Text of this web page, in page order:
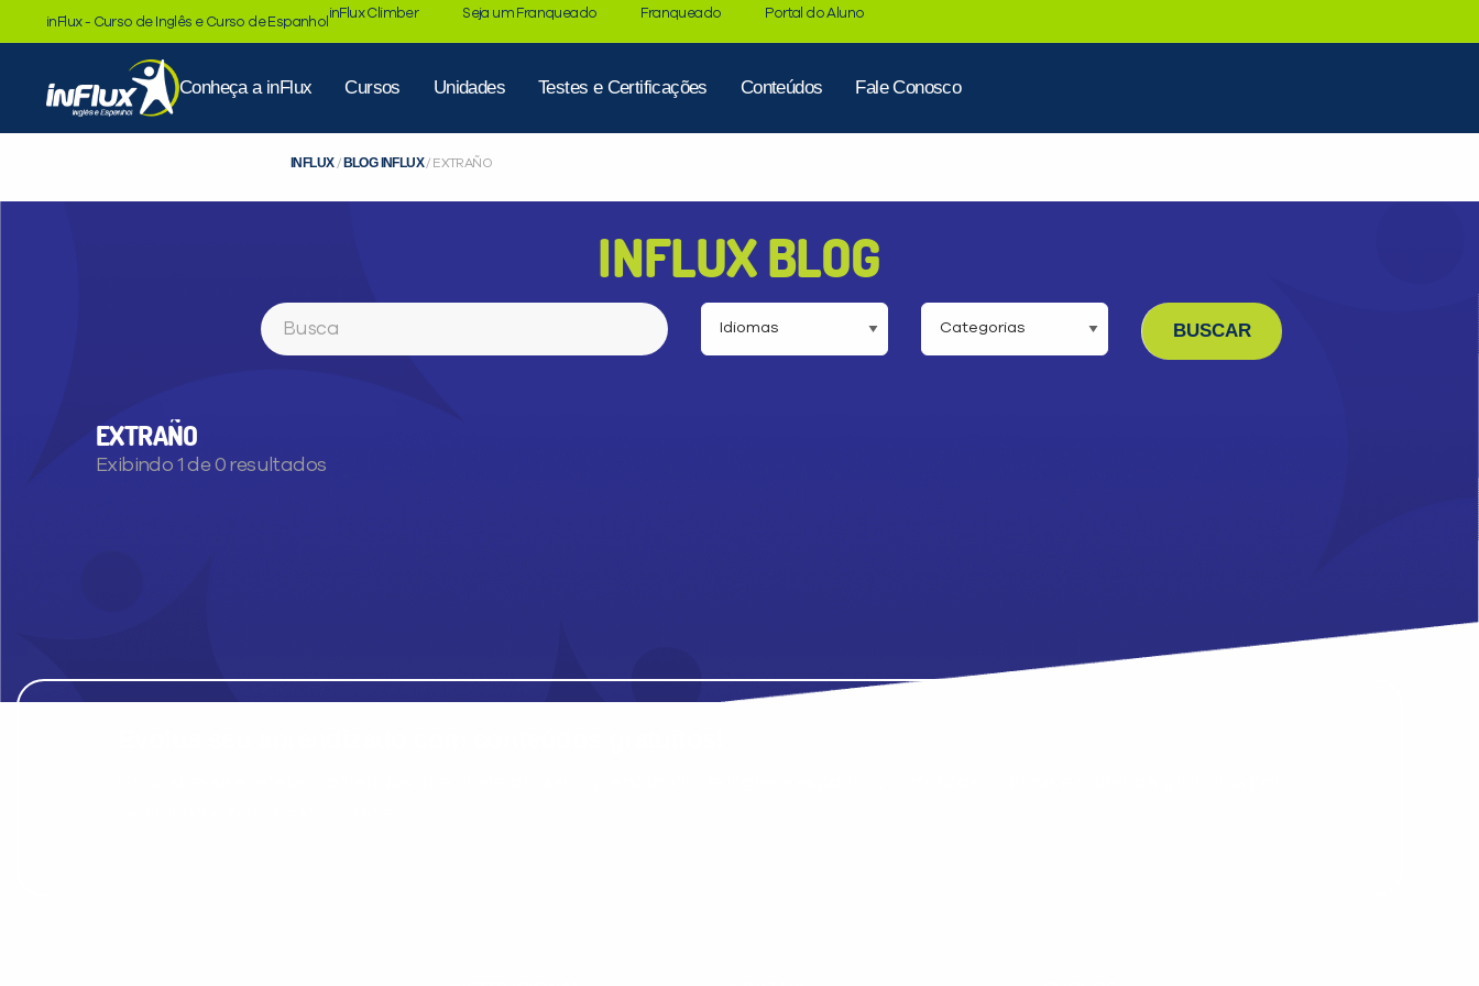
inFlux - Curso de Inglês e Curso de Espanhol
inFlux Climber Seja um Franqueado Franqueado Portal do Aluno
Conheça a inFlux Cursos Unidades Testes e Certificações Conteúdos Fale Conosco
INFLUX/BLOG INFLUX/ EXTRAÑO
INFLUX BLOG
Buscar
EXTRAÑO
Exibindo 1 de 0 resultados
você digitou.